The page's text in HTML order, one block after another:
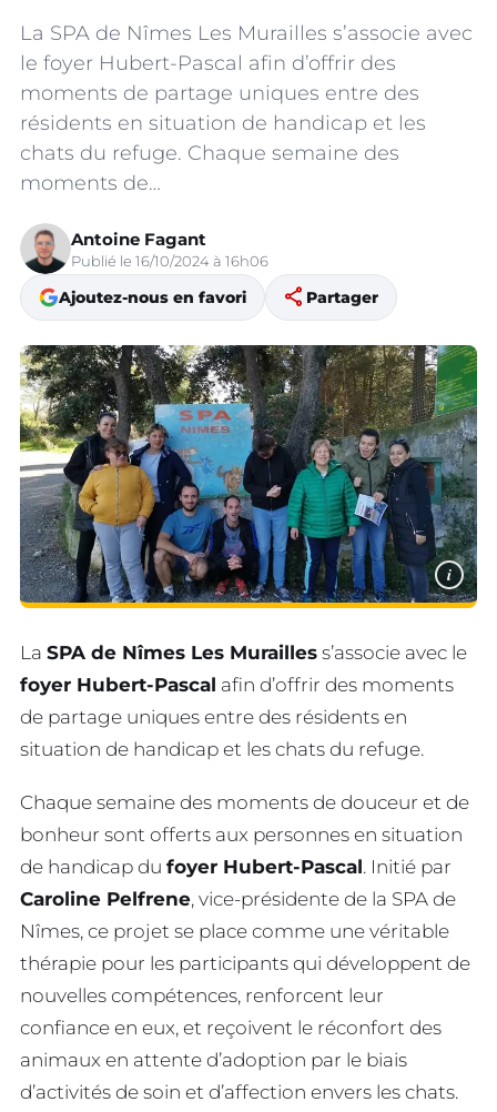
La SPA de Nîmes Les Murailles s’associe avec
le foyer Hubert-Pascal afin d’offrir des
moments de partage uniques entre des
résidents en situation de handicap et les
chats du refuge. Chaque semaine des
moments de…
Antoine Fagant
Publié le 16/10/2024 à 16h06
Ajoutez-nous en favori share Partager
i
La SPA de Nîmes Les Murailles s’associe avec le
foyer Hubert-Pascal afin d’offrir des moments
de partage uniques entre des résidents en
situation de handicap et les chats du refuge.
Chaque semaine des moments de douceur et de
bonheur sont offerts aux personnes en situation
de handicap du foyer Hubert-Pascal. Initié par
Caroline Pelfrene, vice-présidente de la SPA de
Nîmes, ce projet se place comme une véritable
thérapie pour les participants qui développent de
nouvelles compétences, renforcent leur
confiance en eux, et reçoivent le réconfort des
animaux en attente d’adoption par le biais
d’activités de soin et d’affection envers les chats.